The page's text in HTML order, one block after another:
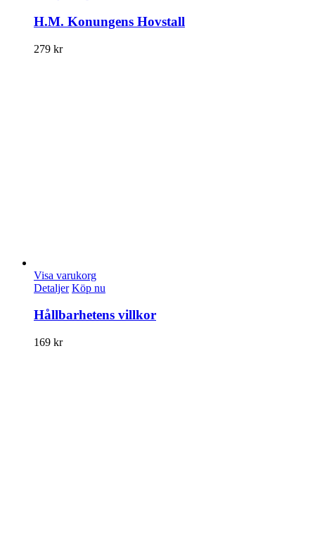
H.M. Konungens Hovstall
279 kr
Visa varukorg
Detaljer Köp nu
Hållbarhetens villkor
169 kr